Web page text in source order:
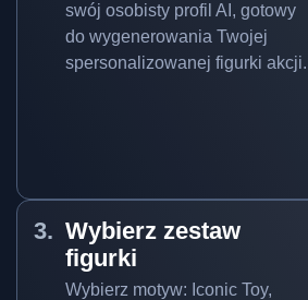
swój osobisty profil AI, gotowy
do wygenerowania Twojej
spersonalizowanej figurki akcji.
Wybierz zestaw
figurki
Wybierz motyw: Iconic Toy,